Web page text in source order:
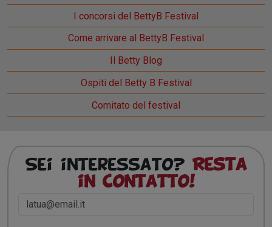
I concorsi del BettyB Festival
Come arrivare al BettyB Festival
Il Betty Blog
Ospiti del Betty B Festival
Comitato del festival
Sei interessato? Resta
in contatto!